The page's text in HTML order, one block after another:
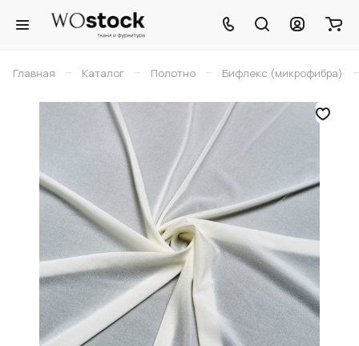
Главная – Каталог – Полотно – Бифлекс (микрофибра) –